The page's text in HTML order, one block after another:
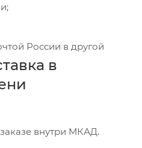
России в другой
в
внутри МКАД.